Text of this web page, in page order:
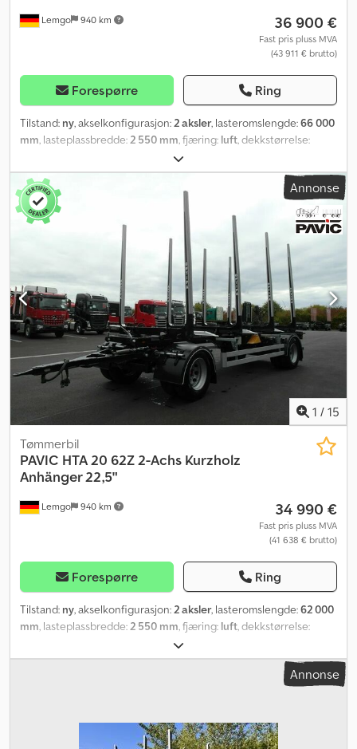
Lemgo 940 km 36 900 €
Fast pris pluss MVA
(43 911 € brutto)
Forespørre Ring
Tilstand: ny, akselkonfigurasjon: 2 aksler, lasteromslengde:66 000
mm , lasteplassbredde: 2 550 mm , fjæring: luft , dekkstørrelse:
Annonse
1 / 15
Lemgo 940 km
Tømmerbil
PAVIC HTA 20 62Z 2-Achs Kurzholz
Anhänger 22,5"
34 990 €
Fast pris pluss MVA
(41 638 € brutto)
Forespørre Ring
Tilstand: ny, akselkonfigurasjon:2 aksler, lasteromslengde:62 000
mm, lasteplassbredde:2 550 mm, fjæring: luft, dekkstørrelse:
Annonse